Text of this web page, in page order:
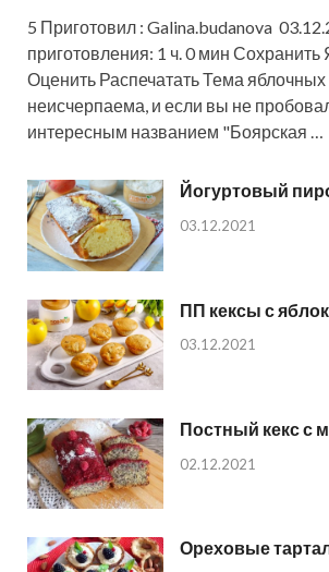
5 Приготовил : Galina.budanova
приготовления: 1 ч. 0 мин Сохранить
Оценить Распечатать Тема яблочных
неисчерпаема, и если вы не
интересным названием "Боярская …
Йогуртовый
03.12.2021
ПП кексы с
03.12.2021
Постный кекс с
02.12.2021
Ореховые